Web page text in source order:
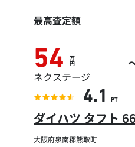
大阪府泉南郡熊取町
ダイハツ タフト
最高査定額
54 万
円
ネクステージ
4.1 PT